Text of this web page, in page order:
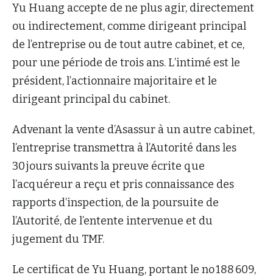
Yu Huang accepte de ne plus agir, directement
ou indirectement, comme dirigeant principal
de l’entreprise ou de tout autre cabinet, et ce,
pour une période de trois ans. L’intimé est le
président, l’actionnaire majoritaire et le
dirigeant principal du cabinet.
Advenant la vente d’Asassur à un autre cabinet,
l’entreprise transmettra à l’Autorité dans les
30 jours suivants la preuve écrite que
l’acquéreur a reçu et pris connaissance des
rapports d’inspection, de la poursuite de
l’Autorité, de l’entente intervenue et du
jugement du TMF.
Le certificat de Yu Huang, portant le no 188 609,